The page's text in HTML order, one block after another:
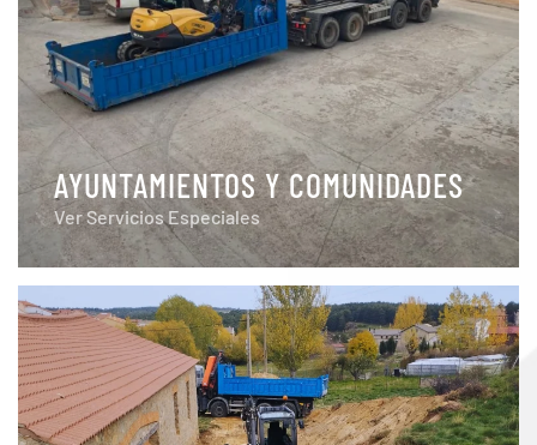
AYUNTAMIENTOS Y COMUNIDADES
Ver Servicios Especiales